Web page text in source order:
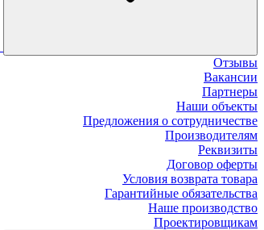
Отзывы
Вакансии
Партнеры
Наши объекты
Предложения о сотрудничестве
Производителям
Реквизиты
Договор оферты
Условия возврата товара
Гарантийные обязательства
Наше производство
Проектировщикам